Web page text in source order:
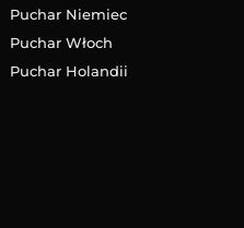
Puchar Niemiec
Puchar Włoch
Puchar Holandii